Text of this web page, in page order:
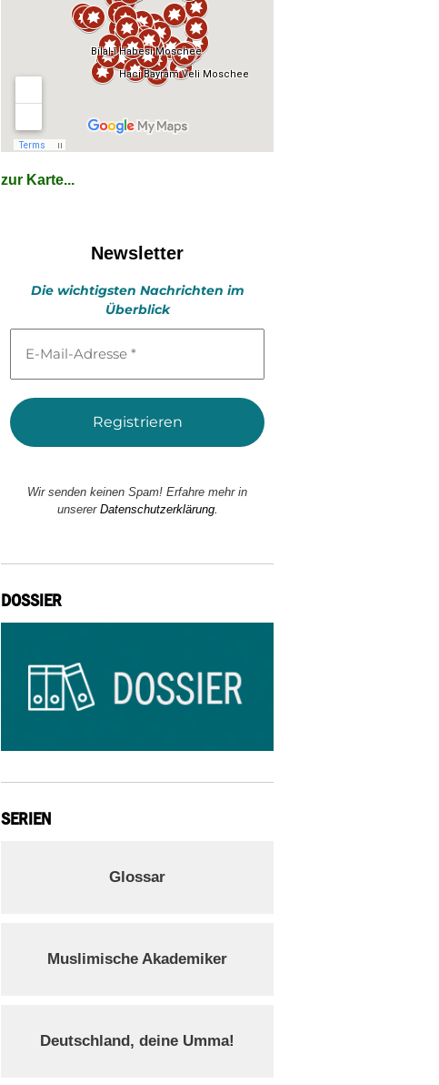
zur Karte...
Newsletter
Die wichtigsten Nachrichten im
Überblick
Mail-
*
Wir senden keinen Spam! Erfahre mehr in
unserer Datenschutzerklärung.
DOSSIER
SERIEN
Glossar
Muslimische Akademiker
Deutschland, deine Umma!